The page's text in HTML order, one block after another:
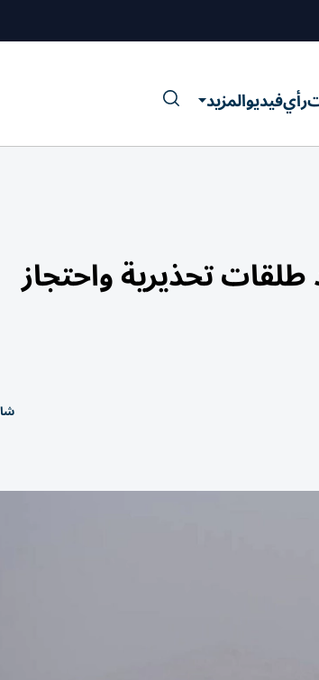
رأيفيديوالمزيد
تحذيرية واحتجاز